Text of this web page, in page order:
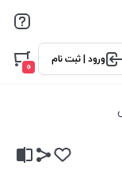
ورود | ثبت نام
0